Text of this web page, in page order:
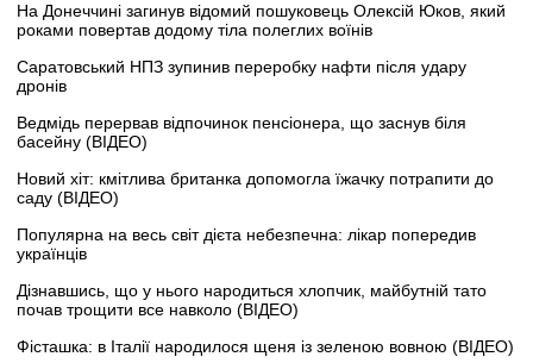
На Донеччині загинув відомий пошуковець Олексій Юков, який
роками повертав додому тіла полеглих воїнів
Саратовський НПЗ зупинив переробку нафти після удару
дронів
Ведмідь перервав відпочинок пенсіонера, що заснув біля
басейну (ВІДЕО)
Новий хіт: кмітлива британка допомогла їжачку потрапити до
саду (ВІДЕО)
Популярна на весь світ дієта небезпечна: лікар попередив
українців
Дізнавшись, що у нього народиться хлопчик, майбутній тато
почав трощити все навколо (ВІДЕО)
Фісташка: в Італії народилося щеня із зеленою вовною (ВІДЕО)